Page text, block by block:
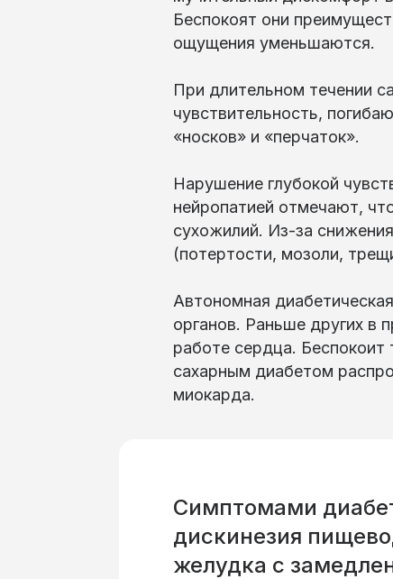
Беспокоят они
ощущения уменьшаются.
При длительном течении
чувствительность,
«носков» и «перчаток».
Нарушение глубокой
нейропатией отмечают,
сухожилий. Из-за
(потертости, мозоли,
Автономная
органов. Раньше других в
работе сердца. Беспокоит
сахарным диабетом
миокарда.
Симптомами
дискинезия
желудка с